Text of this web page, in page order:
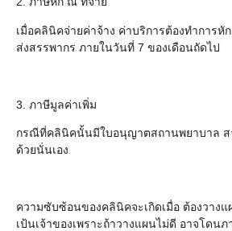
เมื่อคลินิคจ่ายค่าจ้าง ค่าบริการต้องทำการหั
ส่งสรรพากร ภายในวันที่ 7 ของเดือนถัดไป
3. ภาษีมูลค่าเพิ่ม
กรณีที่คลินิคนั้นมีใบอนุญาตสถานพยาบาล ส
ด้วยนั่นเอง
ความซับซ้อนของคลินิคจะเกิดเมื่อ ต้องวาง
เป้นเจ้าของเพราะถ้าวางแผนไม่ดี อาจโดนภ